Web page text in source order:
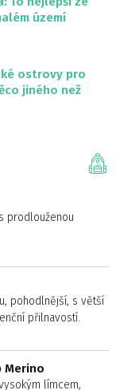
území
ostrovy pro
jiného než
prodlouženou
pohodlnější, s větší
přilnavostí.
Merino
límcem,